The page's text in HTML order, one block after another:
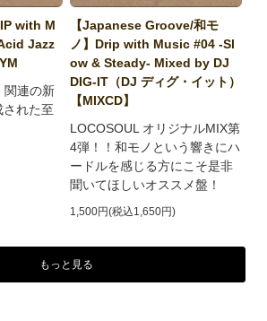
with M
Jazz
関連の新
された至
【Japanese Groove/和モ
ノ】Drip with Music #04 -Sl
ow & Steady- Mixed by DJ
DIG-IT（DJ ディグ・イット）
【MIXCD】
LOCOSOUL オリジナルMIX第
4弾！！和モノという響きにハ
ードルを感じる方にこそ是非
聞いてほしいオススメ盤！
1,500円(税込1,650円)
もっと見る